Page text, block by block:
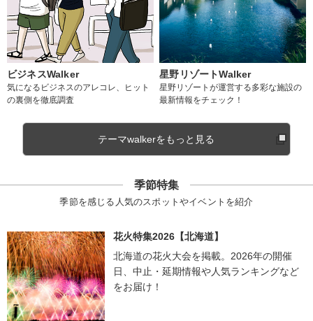
ビジネスWalker
気になるビジネスのアレコレ、ヒット
の裏側を徹底調査
星野リゾートWalker
星野リゾートが運営する多彩な施設の
最新情報をチェック！
テーマwalkerをもっと見る
季節特集
季節を感じる人気のスポットやイベントを紹介
花火特集2026【北海道】
北海道の花火大会を掲載。2026年の開催
日、中止・延期情報や人気ランキングなど
をお届け！